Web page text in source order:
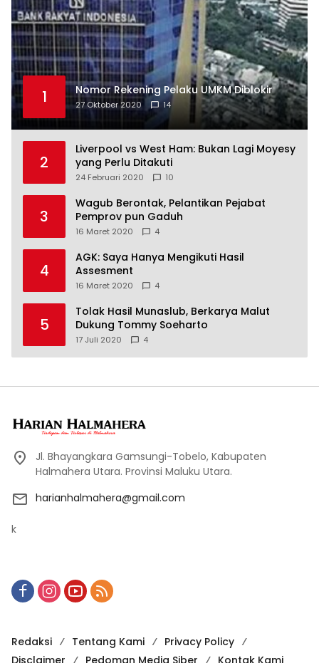
1 Nomor Rekening Pelaku UMKM Diblokir
27 Oktober 2020 14
2
Liverpool vs West Ham: Bukan Lagi Moyesy
yang Perlu Ditakuti
24 Februari 2020 10
3
Wagub Berontak, Pelantikan Pejabat
Pemprov pun Gaduh
16 Maret 2020 4
4
AGK: Saya Hanya Mengikuti Hasil
Assesment
16 Maret 2020 4
5
Tolak Hasil Munaslub, Berkarya Malut
Dukung Tommy Soeharto
17 Juli 2020 4
Jl. Bhayangkara Gamsungi-Tobelo, Kabupaten
Halmahera Utara. Provinsi Maluku Utara.
harianhalmahera@gmail.com
k
Redaksi Tentang Kami
Privacy Policy
Disclaimer
Pedoman Media Siber Kontak Kami